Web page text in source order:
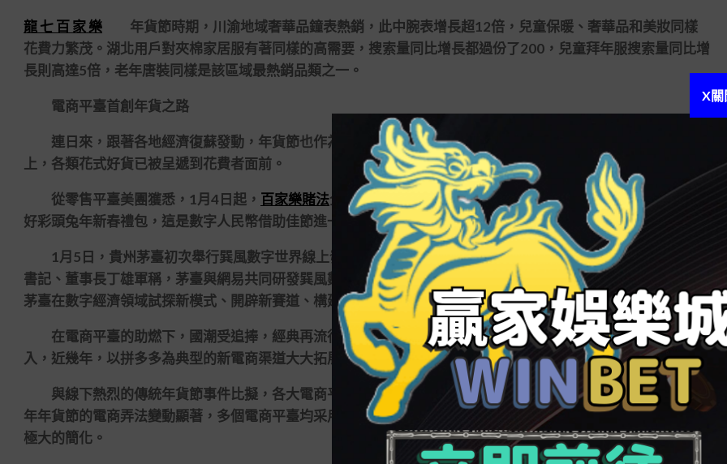
龍 七 百 家 樂 年貨節時期，川渝地域奢華品鐘表熱銷，此中腕表增長超12倍，兒童保暖、奢華品和美妝同樣
花費力繁茂。湖北用戶對夾棉家居服有著同樣的高需要，搜索量同比增長都過份了200，兒童拜年服搜索量同比增
長則高達5倍，老年唐裝同樣是該區域最熱銷品類之一。
電商平臺首創年貨之路
連日來，跟著各地經濟復蘇發動，年貨節也作為歲末年頭的重磅事件襲
上，各類花式好貨已被呈遞到花費者面前。
從零售平臺美團獲悉，1月4日起， 百家樂賭法全國試點地域的花費者均可上美團搜索數字人民幣，領取團聚
好彩頭兔年新春禮包，這是數字人民幣借助佳節進一步融入黎民生涯、提振民生花費的新動作。
1月5日，貴州茅臺初次舉行巽風數字世界線上發行會，發行兔年生肖酒，初次引入數字藏品。茅臺集團黨委
書記、董事長丁雄軍稱，茅臺與網易共同研發巽風數字世界，不光開啟了一場傳統和今世混合的數字革命，更是
茅臺在數字經濟領域試探新模式、開辟新賽道、構建新格局，助力高質量成長、今世化建設的有益實踐。
在電商平臺的助燃下，國潮受追捧，經典再流行。以前花費者想品嘗狗不理會包子，要到天津城各個門店買
入，近幾年，以拼多多為典型的新電商渠道大大拓展了花費群體。
與線下熱烈的傳統年貨節事件比擬，各大電商平臺卻另辟蹊徑走起了極簡風。對比多個電商平臺后發明，本
年年貨節的電商弄法變動顯著，多個電商平臺均采用了一件即可立減的優惠條例，相較之前復雜的條例均都有了
極大的簡化。
X關